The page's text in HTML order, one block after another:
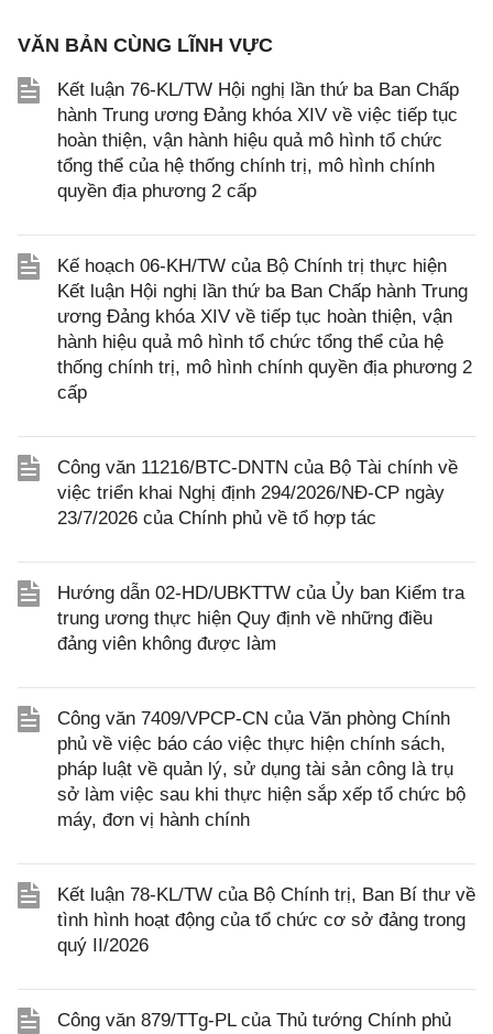
VĂN BẢN CÙNG LĨNH VỰC
Kết luận 76-KL/TW Hội nghị lần thứ ba Ban Chấp
hành Trung ương Đảng khóa XIV về việc tiếp tục
hoàn thiện, vận hành hiệu quả mô hình tổ chức
tổng thể của hệ thống chính trị, mô hình chính
quyền địa phương 2 cấp
Kế hoạch 06-KH/TW của Bộ Chính trị thực hiện
Kết luận Hội nghị lần thứ ba Ban Chấp hành Trung
ương Đảng khóa XIV về tiếp tục hoàn thiện, vận
hành hiệu quả mô hình tổ chức tổng thể của hệ
thống chính trị, mô hình chính quyền địa phương 2
cấp
Công văn 11216/BTC-DNTN của Bộ Tài chính về
việc triển khai Nghị định 294/2026/NĐ-CP ngày
23/7/2026 của Chính phủ về tổ hợp tác
Hướng dẫn 02-HD/UBKTTW của Ủy ban Kiểm tra
trung ương thực hiện Quy định về những điều
đảng viên không được làm
Công văn 7409/VPCP-CN của Văn phòng Chính
phủ về việc báo cáo việc thực hiện chính sách,
pháp luật về quản lý, sử dụng tài sản công là trụ
sở làm việc sau khi thực hiện sắp xếp tổ chức bộ
máy, đơn vị hành chính
Kết luận 78-KL/TW của Bộ Chính trị, Ban Bí thư về
tình hình hoạt động của tổ chức cơ sở đảng trong
quý II/2026
Công văn 879/TTg-PL của Thủ tướng Chính phủ